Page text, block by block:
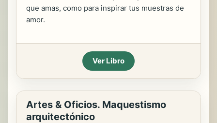
que amas, como para inspirar tus muestras de
amor.
Ver Libro
Artes & Oficios. Maquestismo
arquitectónico